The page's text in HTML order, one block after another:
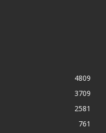
4809
3709
2581
761